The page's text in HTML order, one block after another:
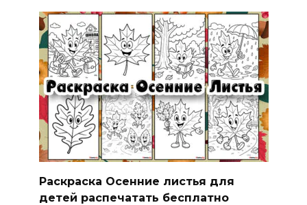
Раскраска Осенние листья для
детей распечатать бесплатно